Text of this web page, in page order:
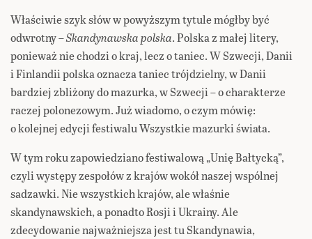
Właściwie szyk słów w powyższym tytule mógłby być
odwrotny –Skandynawska polska. Polska z małej litery,
ponieważ nie chodzi o kraj, lecz o taniec. W Szwecji, Danii
i Finlandii polska oznacza taniec trójdzielny, w Danii
bardziej zbliżony do mazurka, w Szwecji – o charakterze
raczej polonezowym. Już wiadomo, o czym mówię:
o kolejnej edycji festiwalu Wszystkie mazurki świata.
W tym roku zapowiedziano festiwalową „Unię Bałtycką”,
czyli występy zespołów z krajów wokół naszej wspólnej
sadzawki. Nie wszystkich krajów, ale właśnie
skandynawskich, a ponadto Rosji i Ukrainy. Ale
zdecydowanie najważniejsza jest tu Skandynawia,